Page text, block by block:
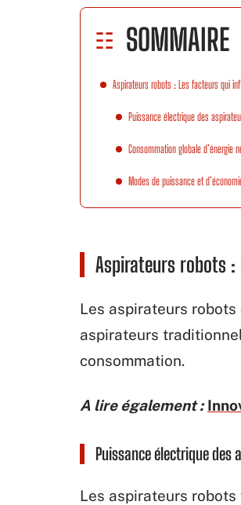
SOMMAIRE
Aspirateurs robots : Les facteurs qui
Puissance électrique des
Consommation globale d’énergie
Modes de puissance et
Aspirateurs robots
Les aspirateurs
aspirateurs
consommation.
A lire également :
Puissance électrique des
Les aspirateurs